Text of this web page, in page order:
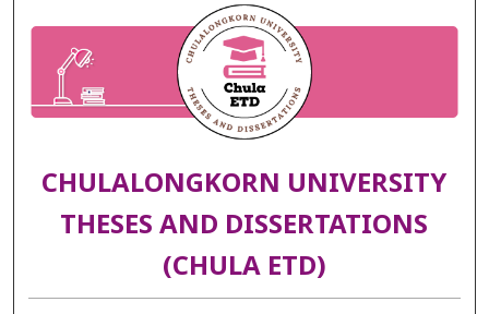
CHULALONGKORN UNIVERSITY
THESES AND DISSERTATIONS
(CHULA ETD)